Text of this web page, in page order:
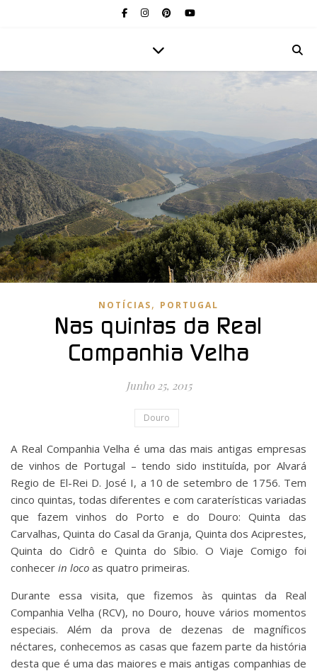
NOTÍCIAS, PORTUGAL
Nas quintas da Real
Companhia Velha
Junho 25, 2015
Douro
A Real Companhia Velha é uma das mais antigas empresas
de vinhos de Portugal – tendo sido instituída, por Alvará
Regio de El-Rei D. José I, a 10 de setembro de 1756. Tem
cinco quintas, todas diferentes e com caraterísticas variadas
que fazem vinhos do Porto e do Douro: Quinta das
Carvalhas, Quinta do Casal da Granja, Quinta dos Aciprestes,
Quinta do Cidrô e Quinta do Síbio. O Viaje Comigo foi
conhecer in loco as quatro primeiras.
Durante essa visita, que fizemos às quintas da Real
Companhia Velha (RCV), no Douro, houve vários momentos
especiais. Além da prova de dezenas de magníficos
néctares, conhecemos as casas que fazem parte da história
desta que é uma das maiores e mais antigas companhias de